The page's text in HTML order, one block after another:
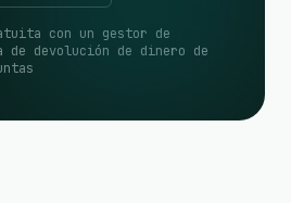
con un gestor de
de devolución de dinero de